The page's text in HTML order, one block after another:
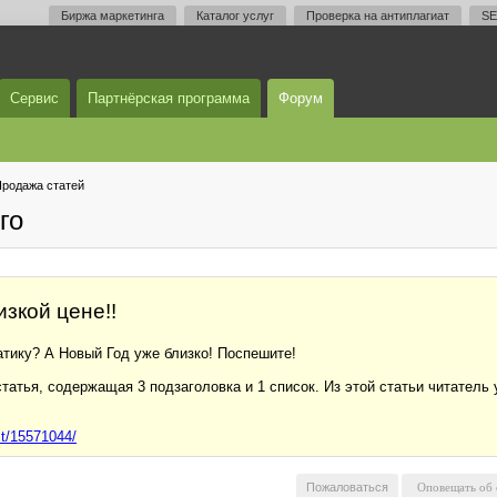
Биржа маркетинга Каталог услуг Проверка на антиплагиат
Сервис Партнёрская программа Форум
статей
цене!!
А Новый Год уже близко! Поспешите!
содержащая 3 подзаголовка и 1 список. Из этой статьи читатель
15571044/
Пожаловаться